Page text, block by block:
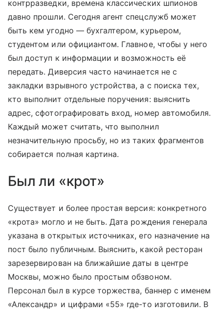
контрразведки, времена классических шпионов
давно прошли. Сегодня агент спецслужб может
быть кем угодно — бухгалтером, курьером,
студентом или официантом. Главное, чтобы у него
был доступ к информации и возможность её
передать. Диверсия часто начинается не с
закладки взрывного устройства, а с поиска тех,
кто выполнит отдельные поручения: выяснить
адрес, сфотографировать вход, номер автомобиля.
Каждый может считать, что выполнил
незначительную просьбу, но из таких фрагментов
собирается полная картина.
Был ли «крот»
Существует и более простая версия: конкретного
«крота» могло и не быть. Дата рождения генерала
указана в открытых источниках, его назначение на
пост было публичным. Выяснить, какой ресторан
зарезервирован на ближайшие даты в центре
Москвы, можно было простым обзвоном.
Персонал был в курсе торжества, баннер с именем
«Александр» и цифрами «55» где-то изготовили. В